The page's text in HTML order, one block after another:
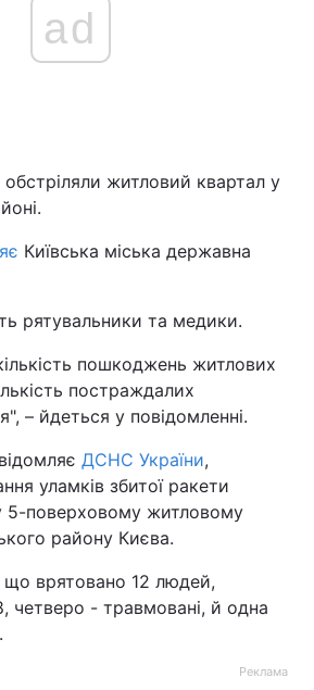
ad
обстріляли житловий квартал у
Київська міська державна
рятувальники та медики.
пошкоджень житлових
постраждалих
– йдеться у повідомленні.
ДСНС України,
уламків збитої ракети
5-поверховому житловому
району Києва.
що врятовано 12 людей,
четверо - травмовані, й одна
Реклама